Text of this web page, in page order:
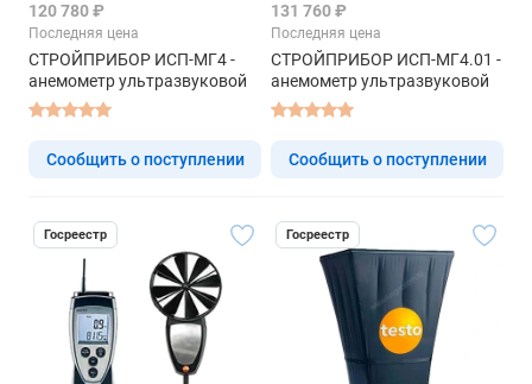
120 780 ₽
Последняя цена
СТРОЙПРИБОР ИСП-МГ4 -
анемометр ультразвуковой
Сообщить о поступлении
131 760 ₽
Последняя цена
СТРОЙПРИБОР ИСП-МГ4.01 -
анемометр ультразвуковой
Сообщить о поступлении
Госреестр Госреестр